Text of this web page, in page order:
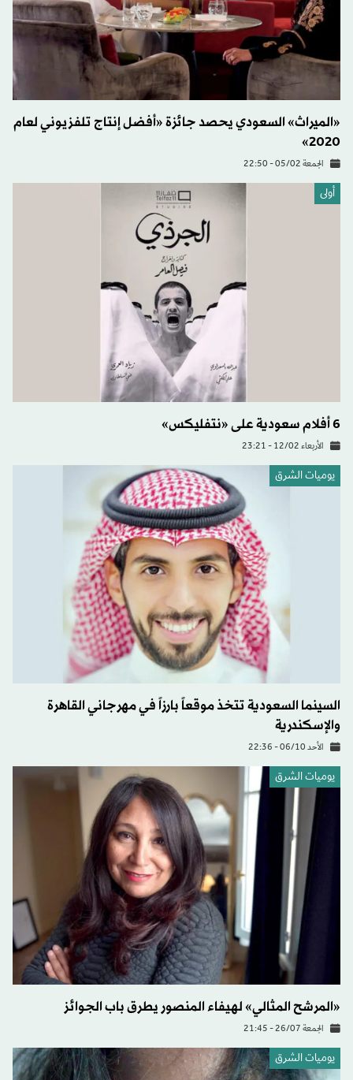
«الميراث» السعودي يحصد جائزة «أفضل إنتاج تلفزيوني لعام
2020»
الجمعة 05/02 - 22:50
أولى
6 أفلام سعودية على «نتفليكس»
الأربعاء 12/02 - 23:21
يوميات الشرق
السينما السعودية تتخذ موقعاً بارزاً في مهرجاني القاهرة
والإسكندرية
الأحد 06/10 - 22:36
يوميات الشرق
«المرشح المثالي» لهيفاء المنصور يطرق باب الجوائز
الجمعة 26/07 - 21:45
يوميات الشرق